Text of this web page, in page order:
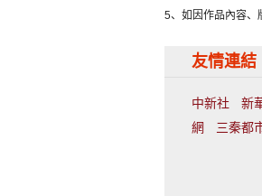
5、如因作品內容、
友情連結
中新社 新
網
三秦都